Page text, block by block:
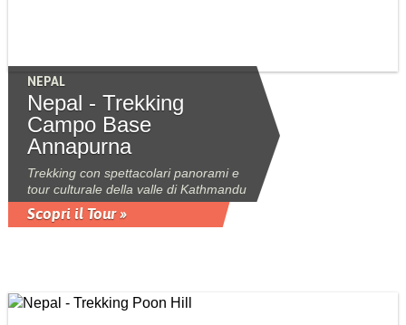
NEPAL
Nepal - Trekking
Campo Base
Annapurna
Trekking con spettacolari panorami e
tour culturale della valle di Kathmandu
Scopri il Tour »